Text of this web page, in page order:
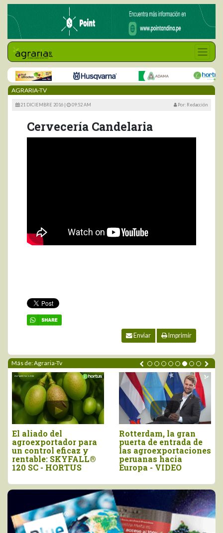
AGRARIA-TV
21 DICIEMBRE 2016 | 09:52 AM Por: Redacción
Cervecería Candelaria
Enviar Imprimir
Más de: Agraria-Tv
El aliado del
agroexportador para
un control eficaz y
rentable: SKYFALL®
120 SC - HORTUS
Rotterdam, la gran
puerta de entrada de
las agroexportaciones
peruanas hacia
Europa - VIDEO